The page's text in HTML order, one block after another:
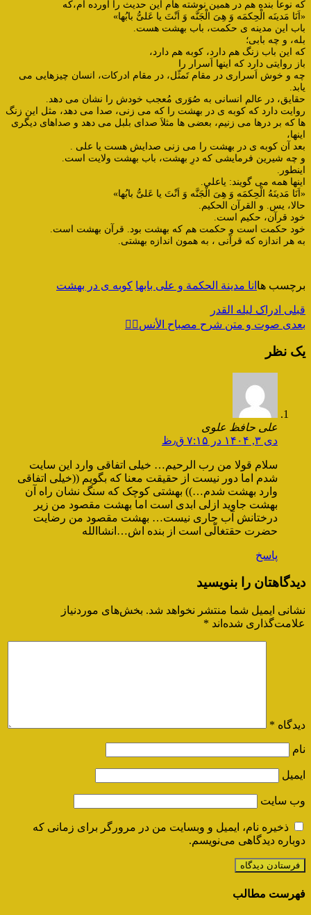
که نوعاً بنده هم در همین نوشته هام این حدیث را آورده ام،که
«اَنَا مَدینَه الْحِکمَه وَ هِیَ الْجَنَّه وَ اَنْتَ یا عَلیُّ بابُها»
باب این مدینه ی حکمت، باب بهشت هست.
بله، و چه بابی؛
که این باب زنگ هم دارد، کوبه هم دارد،
باز روایتی دارد که اینها اَسرار را
چه و خوش اَسراری در مقام تَمثّل، در مقام ادرکات، انسان چیزهایی می
یابد.
حقایق، در عالم انسانی به صُوَری مُعجب خودش را نشان می دهد.
روایت دارد که کوبه ی در بهشت را که می زنی، صدا می دهد، مثل این زنگ
ها که بر درها می زنیم، بعضی ها مثلاَ صدای بلبل می دهد و صداهای دیگری
اینها،
بعد آن کوبه ی در بهشت را می زنی صدایش هست یا علی .
و چه شیرین فرمایشی که درِ بهشت، باب بهشت ولایت است.
اینطور.
اینها همه می گویند: یاعلی.
«اَنَا مَدینَهُ الْحِکمَه وَ هِیَ الْجَنَّه وَ اَنْتَ یا عَلیُّ بابُها»
حالا، یس. و القرآن الحکیم.
خود قرآن، حکیم است.
خود حکمت است و حکمت هم که بهشت بود. قرآن بهشت است.
به هر اندازه که قرآنی ، به همون اندازه بهشتی.
برچسب ها انا مدینة الحکمة و علی بابها کوبه ی در بهشت
قبلی ادراک لیله القدر
بعدی صوت و متن شرح مصباح الأنس۶️⃣
یک نظر
علی حافظ علوی
دی ۳, ۱۴۰۴ در ۷:۱۵ ق٫ظ
سلام قولا من رب الرحیم… خیلی اتفاقی وارد این سایت
شدم اما دور نیست از حقیقت معنا که بگویم ((خیلی اتفاقی
وارد بهشت شدم…)) بهشتی کوچک که سنگ نشان راه آن
بهشت جاوید ازلی ابدی است اما بهشت مقصود من زیر
درختانش آب جاری نیست… بهشت مقصود من رضایت
حضرت حقتغالّی است از بنده اش…انشاالله
پاسخ
دیدگاهتان را بنویسید
نشانی ایمیل شما منتشر نخواهد شد. بخش‌های موردنیاز
علامت‌گذاری شده‌اند *
دیدگاه *
نام
ایمیل
وب‌ سایت
ذخیره نام، ایمیل و وبسایت من در مرورگر برای زمانی که
دوباره دیدگاهی می‌نویسم.
فهرست مطالب